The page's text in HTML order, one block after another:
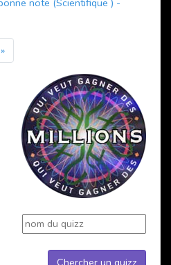
note (Scientifique ) -